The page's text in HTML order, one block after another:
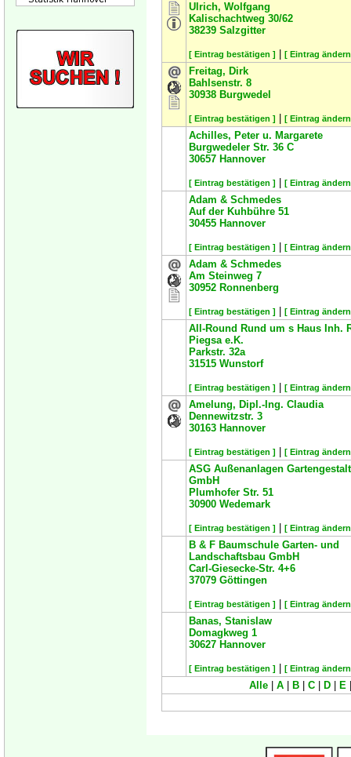
Ulrich, Wolfgang
Kalischachtweg 30/62
38239 Salzgitter
[ Eintrag bestätigen ] [ Eintrag
Freitag, Dirk
Bahlsenstr. 8
30938 Burgwedel
[ Eintrag bestätigen ] [ Eintrag
Achilles, Peter u. Margarete
Burgwedeler Str. 36 C
30657 Hannover
[ Eintrag bestätigen ] [ Eintrag
Adam & Schmedes
Auf der Kuhbühre 51
30455 Hannover
[ Eintrag bestätigen ] [ Eintrag
Adam & Schmedes
Am Steinweg 7
30952 Ronnenberg
[ Eintrag bestätigen ] [ Eintrag
All-Round Rund um s Haus Inh.
Piegsa e.K.
Parkstr. 32a
31515 Wunstorf
[ Eintrag bestätigen ] [ Eintrag
Amelung, Dipl.-Ing. Claudia
Dennewitzstr. 3
30163 Hannover
[ Eintrag bestätigen ] [ Eintrag
ASG Außenanlagen
GmbH
Plumhofer Str. 51
30900 Wedemark
[ Eintrag bestätigen ] [ Eintrag
B & F Baumschule Garten- und
Landschaftsbau GmbH
Carl-Giesecke-Str. 4+6
37079 Göttingen
[ Eintrag bestätigen ] [ Eintrag
Banas, Stanislaw
Domagkweg 1
30627 Hannover
[ Eintrag bestätigen ] [ Eintrag
Alle A B C D E